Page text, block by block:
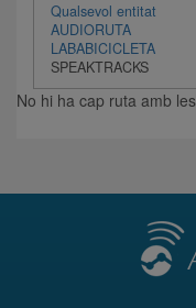
Qualsevol entitat
AUDIORUTA
LABABICICLETA
SPEAKTRACKS
No hi ha cap ruta amb